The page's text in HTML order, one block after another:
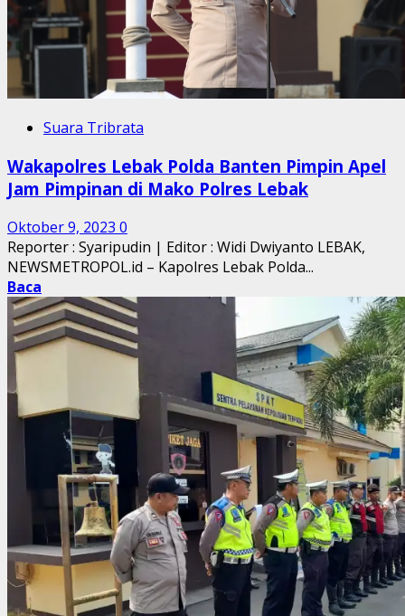
Suara Tribrata
Wakapolres Lebak Polda Banten Pimpin Apel
Jam Pimpinan di Mako Polres Lebak
Oktober 9, 2023 0
Reporter : Syaripudin | Editor : Widi Dwiyanto LEBAK,
NEWSMETROPOL.id – Kapolres Lebak Polda...
Baca